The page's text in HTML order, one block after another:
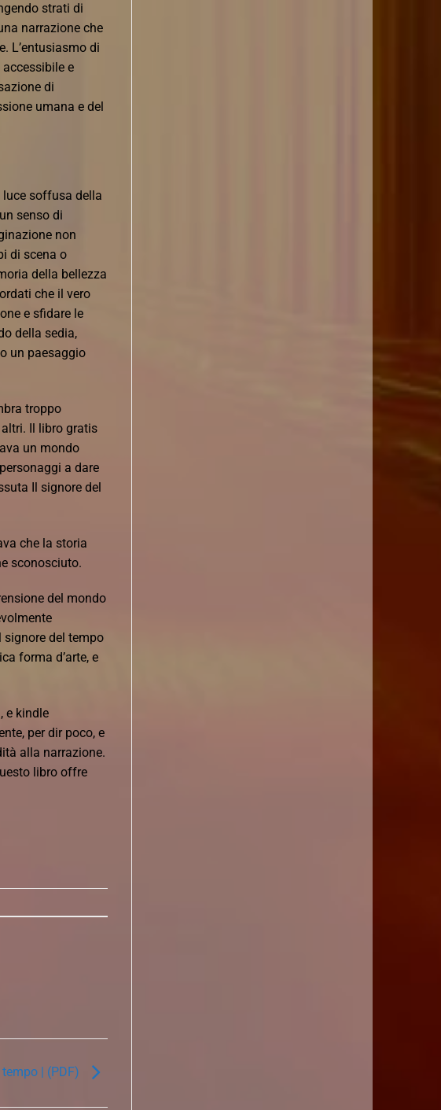
strati di
narrazione che
L’entusiasmo di
e
di
umana e del
luce soffusa della
senso di
non
di scena o
della bellezza
che il vero
e sfidare le
della sedia,
un paesaggio
troppo
Il libro gratis
un mondo
a dare
Il signore del
che la storia
sconosciuto.
del mondo
del tempo
forma d’arte, e
e kindle
per dir poco, e
alla narrazione.
libro offre
| (PDF)